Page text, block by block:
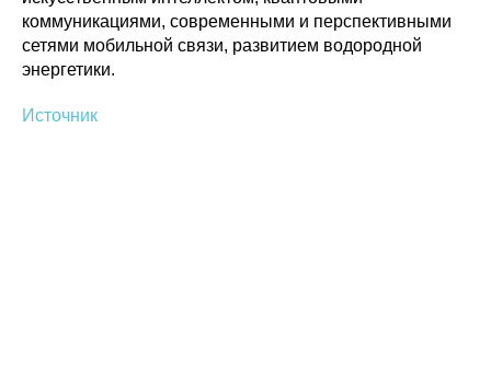
коммуникациями, современными и перспективными
сетями мобильной связи, развитием водородной
энергетики.
Источник
При использовании материалов ссылка на ROBOTUNION.RU — обязательна